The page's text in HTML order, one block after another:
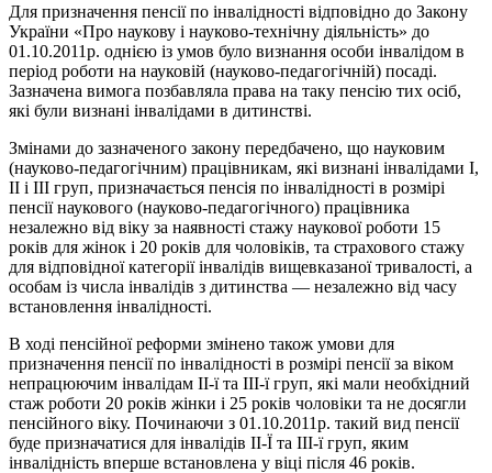
Для призначення пенсії по інвалідності відповідно до Закону
України «Про наукову і науково-технічну діяльність» до
01.10.2011р. однією із умов було визнання особи інвалідом в
період роботи на науковій (науково-педагогічній) посаді.
Зазначена вимога позбавляла права на таку пенсію тих осіб,
які були визнані інвалідами в дитинстві.
Змінами до зазначеного закону передбачено, що науковим
(науково-педагогічним) працівникам, які визнані інвалідами І,
ІІ і ІІІ груп, призначається пенсія по інвалідності в розмірі
пенсії наукового (науково-педагогічного) працівника
незалежно від віку за наявності стажу наукової роботи 15
років для жінок і 20 років для чоловіків, та страхового стажу
для відповідної категорії інвалідів вищевказаної тривалості, а
особам із числа інвалідів з дитинства — незалежно від часу
встановлення інвалідності.
В ході пенсійної реформи змінено також умови для
призначення пенсії по інвалідності в розмірі пенсії за віком
непрацюючим інвалідам ІІ-ї та ІІІ-ї груп, які мали необхідний
стаж роботи 20 років жінки і 25 років чоловіки та не досягли
пенсійного віку. Починаючи з 01.10.2011р. такий вид пенсії
буде призначатися для інвалідів ІІ-Ї та ІІІ-ї груп, яким
інвалідність вперше встановлена у віці після 46 років.